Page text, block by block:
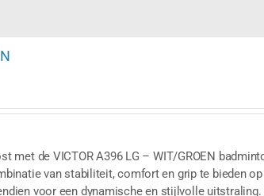
met de VICTOR A396 LG – WIT/GROEN
van stabiliteit, comfort en grip te bieden
voor een dynamische en stijlvolle uitstraling.